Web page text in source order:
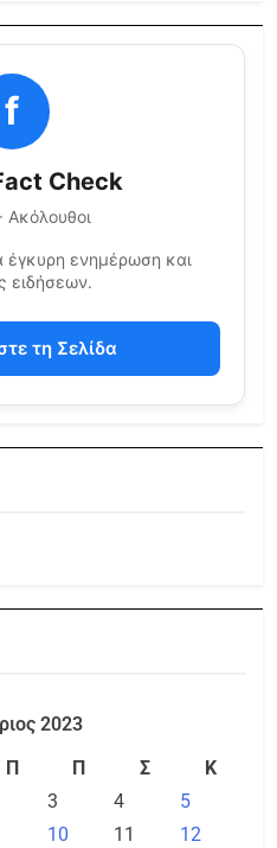
f
Check
Ακόλουθοι
έγκυρη ενημέρωση και
ειδήσεων.
τη Σελίδα
2023
Π Π Σ
Κ
3 4
5
10 11
12